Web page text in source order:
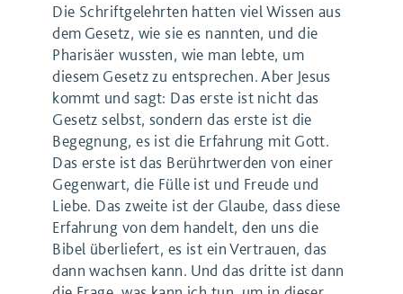
Die Schriftgelehrten hatten viel Wissen aus
dem Gesetz, wie sie es nannten, und die
Pharisäer wussten, wie man lebte, um
diesem Gesetz zu entsprechen. Aber Jesus
kommt und sagt: Das erste ist nicht das
Gesetz selbst, sondern das erste ist die
Begegnung, es ist die Erfahrung mit Gott.
Das erste ist das Berührtwerden von einer
Gegenwart, die Fülle ist und Freude und
Liebe. Das zweite ist der Glaube, dass diese
Erfahrung von dem handelt, den uns die
Bibel überliefert, es ist ein Vertrauen, das
dann wachsen kann. Und das dritte ist dann